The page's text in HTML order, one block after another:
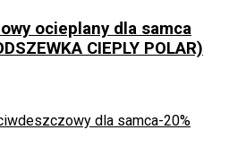
ocieplany dla samca
CIEPLY POLAR)
-20%